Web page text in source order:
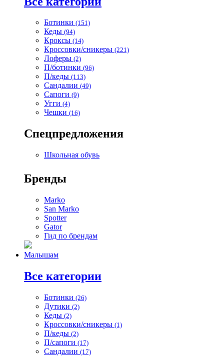
Ботинки (151)
Кеды (94)
Кроксы (14)
Кроссовки/сникеры (221)
Лоферы (2)
П/ботинки (96)
П/кеды (113)
Сандалии (49)
Сапоги (9)
Угги (4)
Чешки (16)
Спецпредложения
Школьная обувь
Бренды
Marko
San Marko
Spotter
Gator
Гид по брендам
Малышам
Все категории
Ботинки (26)
Дутики (2)
Кеды (2)
Кроссовки/сникеры (1)
П/кеды (2)
П/сапоги (17)
Сандалии (17)